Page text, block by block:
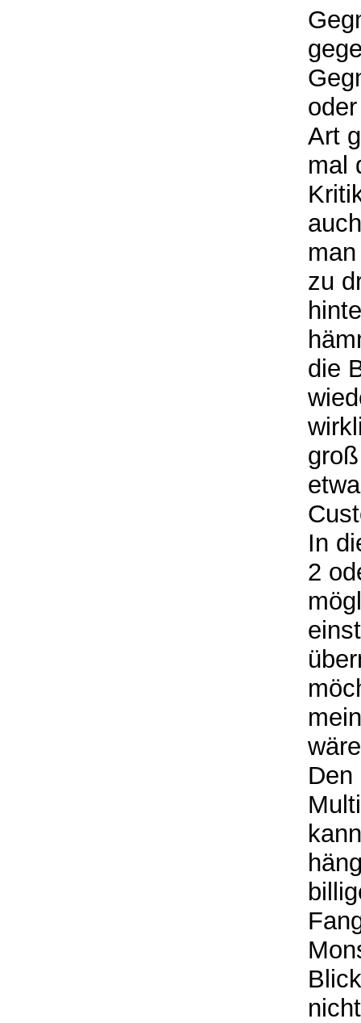
Art
mal
zu
die
In
2